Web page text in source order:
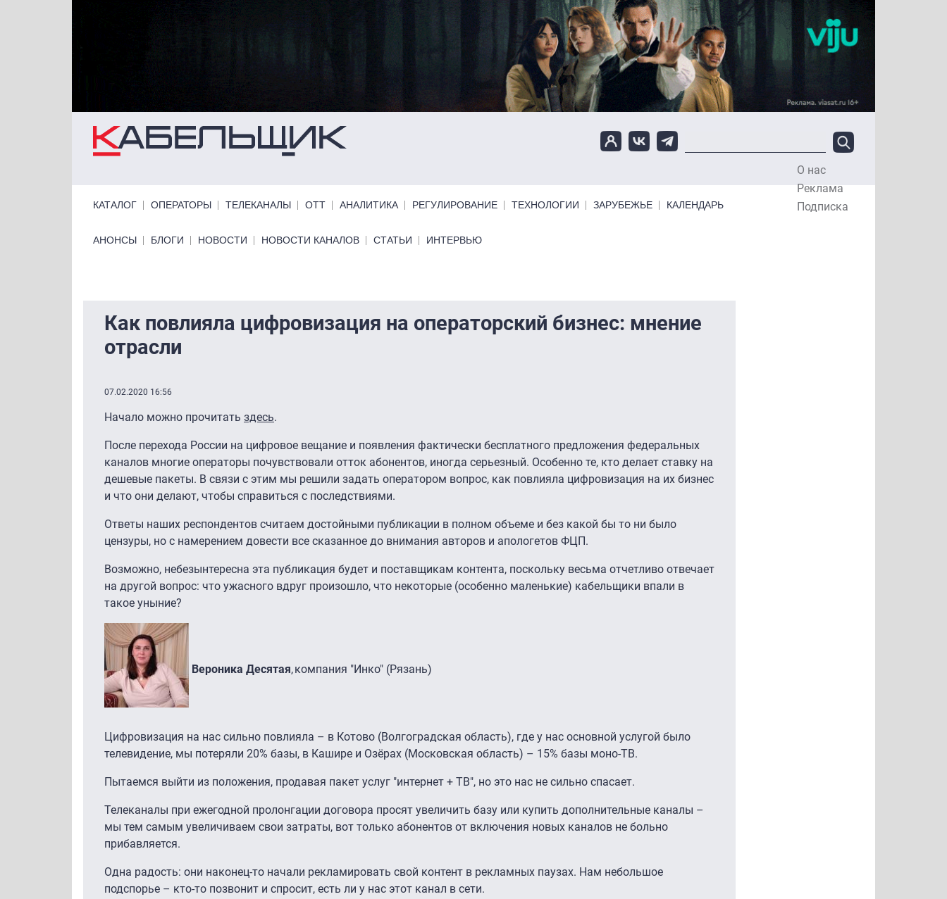
Перейти к основному содержанию
О нас
Реклама
Подписка
КАТАЛОГ ОПЕРАТОРЫ ТЕЛЕКАНАЛЫ ОТТ АНАЛИТИКА РЕГУЛИРОВАНИЕ ТЕХНОЛОГИИ ЗАРУБЕЖЬЕ КАЛЕНДАРЬ
Primary links bottom
АНОНСЫ БЛОГИ НОВОСТИ НОВОСТИ КАНАЛОВ СТАТЬИ ИНТЕРВЬЮ
Как повлияла цифровизация на операторский бизнес: мнение
отрасли
07.02.2020 16:56
Начало можно прочитать здесь.
После перехода России на цифровое вещание и появления фактически бесплатного предложения федеральных
каналов многие операторы почувствовали отток абонентов, иногда серьезный. Особенно те, кто делает ставку на
дешевые пакеты. В связи с этим мы решили задать оператором вопрос, как повлияла цифровизация на их бизнес
и что они делают, чтобы справиться с последствиями.
Ответы наших респондентов считаем достойными публикации в полном объеме и без какой бы то ни было
цензуры, но с намерением довести все сказанное до внимания авторов и апологетов ФЦП.
Возможно, небезынтересна эта публикация будет и поставщикам контента, поскольку весьма отчетливо отвечает
на другой вопрос: что ужасного вдруг произошло, что некоторые (особенно маленькие) кабельщики впали в
такое уныние?
Вероника Десятая, компания "Инко" (Рязань)
Цифровизация на нас сильно повлияла – в Котово (Волгоградская область), где у нас основной услугой было
телевидение, мы потеряли 20% базы, в Кашире и Озёрах (Московская область) – 15% базы моно-ТВ.
Пытаемся выйти из положения, продавая пакет услуг "интернет + ТВ", но это нас не сильно спасает.
Телеканалы при ежегодной пролонгации договора просят увеличить базу или купить дополнительные каналы –
мы тем самым увеличиваем свои затраты, вот только абонентов от включения новых каналов не больно
прибавляется.
Одна радость: они наконец-то начали рекламировать свой контент в рекламных паузах. Нам небольшое
подспорье – кто-то позвонит и спросит, есть ли у нас этот канал в сети.